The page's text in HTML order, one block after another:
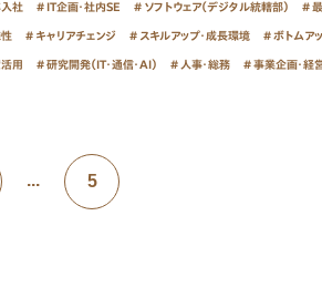
社 IT企画・社内SE ソフトウェア（デジタル統轄部）
キャリアチェンジ スキルアップ・成長環境 ボトムア
用 研究開発（IT・通信・AI） 人事・総務 事業企画・経
... 5